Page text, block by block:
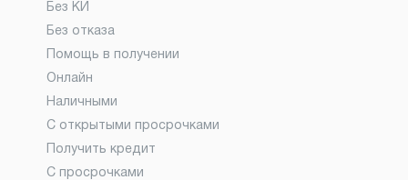
Без КИ
Без отказа
Помощь в получении
Онлайн
Наличными
С открытыми просрочками
Получить кредит
С просрочками